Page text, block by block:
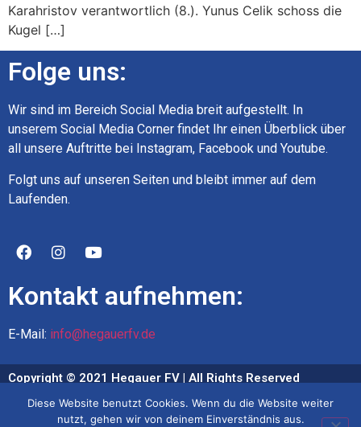
Karahristov verantwortlich (8.). Yunus Celik schoss die
Kugel […]
Folge uns:
Wir sind im Bereich Social Media breit aufgestellt. In
unserem Social Media Corner findet Ihr einen Überblick über
all unsere Auftritte bei Instagram, Facebook und Youtube.
Folgt uns auf unseren Seiten und bleibt immer auf dem
Laufenden.
Kontakt aufnehmen:
E-Mail: info@hegauerfv.de
Copyright © 2021 Hegauer FV | All Rights Reserved
Impressum
Diese Website benutzt Cookies. Wenn du die Website weiter
nutzt, gehen wir von deinem Einverständnis aus.